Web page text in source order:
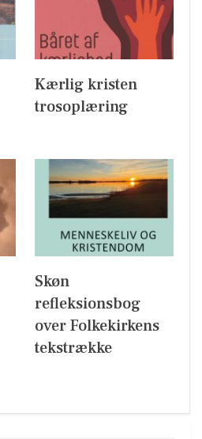
Kærlig kristen
trosoplæring
Skøn
refleksionsbog
over Folkekirkens
tekstrække